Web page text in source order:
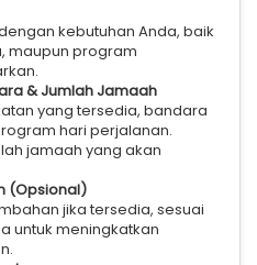
kebutuhan Anda, baik
maupun program
& Jumlah Jamaah
yang tersedia, bandara
hari perjalanan.
jamaah yang akan
(Opsional)
jika tersedia, sesuai
untuk meningkatkan